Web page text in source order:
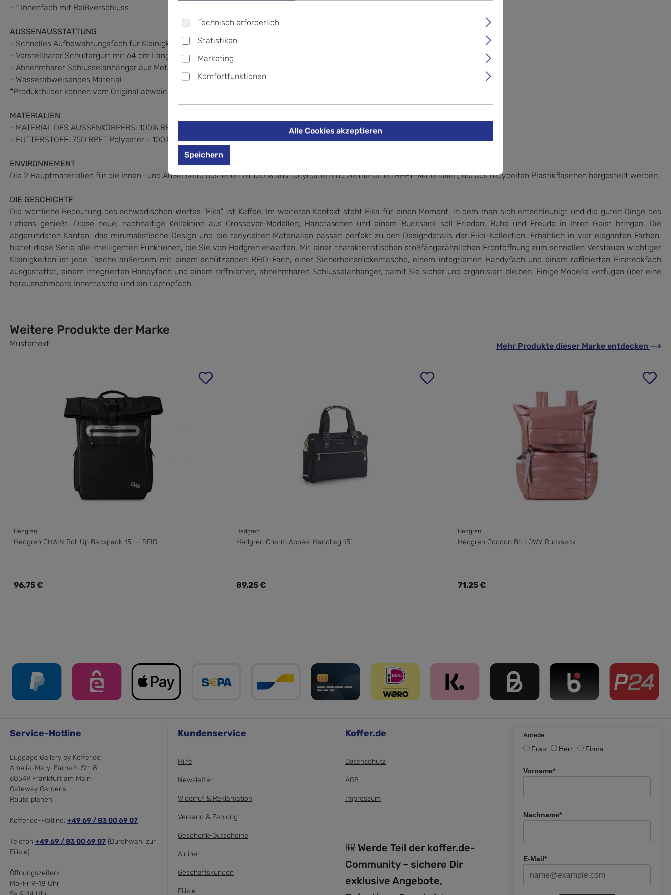
- 1 Innenfach mit Reißverschluss
AUSSENAUSSTATTUNG
- Schnelles Aufbewahrungsfach für Kleinigkeiten
- Verstellbarer Schultergurt mit 64 cm Länge
- Abnehmbarer Schlüsselanhänger aus Metall
- Wasserabweisendes Material
*Produktbilder können vom Original abweichen
MATERIALIEN
- MATERIAL DES AUSSENKÖRPERS: 100% RPET Polyester
- FUTTERSTOFF: 75D RPET Polyester - 100% Polyester
ENVIRONNEMENT
Die 2 Hauptmaterialien für die Innen- und Außenseite bestehen zu 100 % aus recycelten und zertifizierten RPET-Materialien, die aus recycelten Plastikflaschen hergestellt werden.
DIE GESCHICHTE
Die wörtliche Bedeutung des schwedischen Wortes "Fika" ist Kaffee. Im weiteren Kontext steht Fika für einen Moment, in dem man sich entschleunigt und die guten Dinge des
Lebens genießt. Diese neue, nachhaltige Kollektion aus Crossover-Modellen, Handtaschen und einem Rucksack soll Frieden, Ruhe und Freude in Ihren Geist bringen. Die
abgerundeten Kanten, das minimalistische Design und die recycelten Materialien passen perfekt zu den Designdetails der Fika-Kollektion. Erhältlich in vier eleganten Farben,
bietet diese Serie alle intelligenten Funktionen, die Sie von Hedgren erwarten. Mit einer charakteristischen stoßfängerähnlichen Frontöffnung zum schnellen Verstauen wichtiger
Kleinigkeiten ist jede Tasche außerdem mit einem schützenden RFID-Fach, einer Sicherheitsrückentasche, einem integrierten Handyfach und einem raffinierten Einsteckfach
ausgestattet, einem integrierten Handyfach und einem raffinierten, abnehmbaren Schlüsselanhänger, damit Sie sicher und organisiert bleiben. Einige Modelle verfügen über eine
herausnehmbare Innentasche und ein Laptopfach.
Weitere Produkte der Marke
Mustertext Mehr Produkte dieser Marke entdecken
Hedgren
Hedgren CHAIN Roll Up Backpack 15" + RFID
Regulärer Preis:
96,75 €
Hedgren
Hedgren Charm Appeal Handbag 13"
Regulärer Preis:
89,25 €
Hedgren
Hedgren Cocoon BILLOWY Rucksack
Regulärer Preis:
71,25 €
Service-Hotline
Luggage Gallery by Koffer.de
Amelia-Mary-Earhart-Str. 8
60549 Frankfurt am Main
Gateway Gardens
Route planen
Koffer.de-Hotline: +49 69 / 83 00 69 07
Telefon +49 69 / 83 00 69 07 (Durchwahl zur
Filiale)
Öffnungszeiten:
Mo-Fr 9-18 Uhr
Kundenservice
Hilfe
Newsletter
Widerruf & Reklamation
Versand & Zahlung
Geschenk-Gutscheine
Airliner
Geschäftskunden
Filiale
Koffer.de
Datenschutz
AGB
Impressum
🎒 Werde Teil der koffer.de-
Community – sichere Dir
exklusive Angebote,
Anrede
Frau Herr Firma
Vorname*
Nachname*
E-Mail*
Technisch erforderlich
Statistiken
Marketing
Komfortfunktionen
Alle Cookies akzeptieren
Speichern